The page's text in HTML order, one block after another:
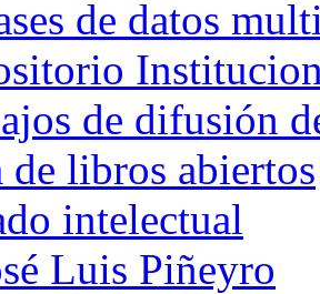
de datos
de difusión
de libros abiertos
intelectual
Luis Piñeyro